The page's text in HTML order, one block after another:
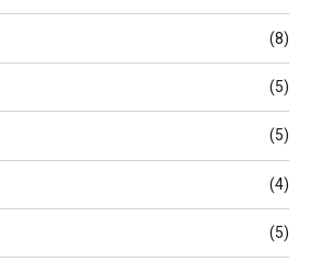
(8)
(5)
(5)
(4)
(5)